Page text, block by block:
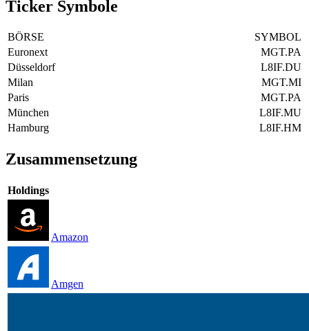
Ticker Symbole
BÖRSE
SYMBOL
Euronext
MGT.PA
Düsseldorf
L8IF.DU
Milan
MGT.MI
Paris
MGT.PA
München
L8IF.MU
Hamburg
L8IF.HM
Zusammensetzung
Holdings
Amazon
Amgen